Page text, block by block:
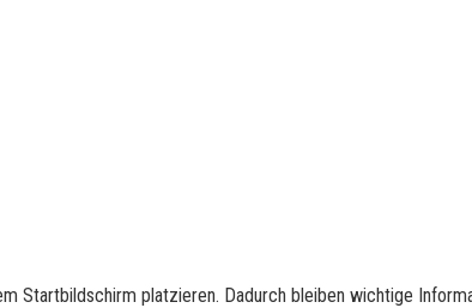
Startbildschirm platzieren. Dadurch bleiben wichtige